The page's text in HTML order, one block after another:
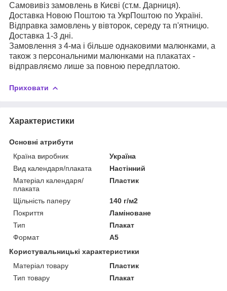
Самовивіз замовлень в Києві (ст.м. Дарниця).
Доставка Новою Поштою та УкрПоштою по Україні.
Відправка замовлень у вівторок, середу та п'ятницю.
Доставка 1-3 дні.
Замовлення з 4-ма і більше однаковими малюнками, а
також з персональними малюнками на плакатах -
відправляємо лише за повною передплатою.
Приховати
Характеристики
Основні атрибути
Країна виробник
Україна
Вид календаря/плаката
Настінний
Матеріал календаря/
плаката
Пластик
Щільність паперу
140 г/м2
Покриття
Ламіноване
Тип
Плакат
Формат
A5
Користувальницькі характеристики
Матеріал товару
Пластик
Тип товару
Плакат